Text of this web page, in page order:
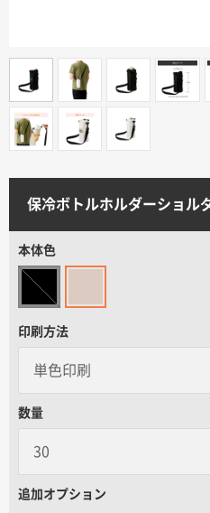
印刷色から探す
サイトメニュー
ご注文の流れ
お見積書の作成方法
データ入稿ガイド
再注文について
よくあるご質問
保冷ボトルホルダーショル
本体色
印刷方法
数量
追加オプション